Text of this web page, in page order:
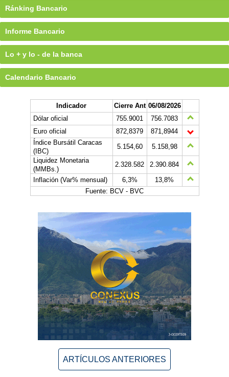
Ránking Bancario
Informe Bancario
Lo + y lo - de la banca
Calendario Bancario
Indicador Cierre Ant 06/08/2026
Dólar oficial
755.9001
756.7083
Euro oficial
872,8379
871,8944
Índice Bursátil Caracas
(IBC)
5.154,60
5.158,98
Liquidez Monetaria
(MMBs.)
2.328.582
2.390.884
Inflación (Var% mensual)
6,3%
13,8%
Fuente: BCV - BVC
ARTÍCULOS ANTERIORES